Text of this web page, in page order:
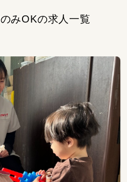
みOKの求人一覧